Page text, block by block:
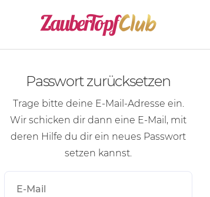
Passwort zurücksetzen
Trage bitte deine E-Mail-Adresse ein.
Wir schicken dir dann eine E-Mail , mit
deren Hilfe du dir ein neues Passwort
setzen kannst.